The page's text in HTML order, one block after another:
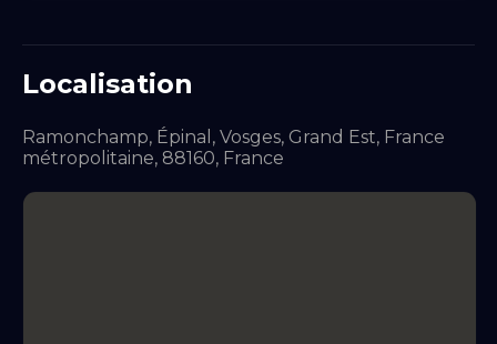
Localisation
Ramonchamp, Épinal, Vosges, Grand Est, France
métropolitaine, 88160, France